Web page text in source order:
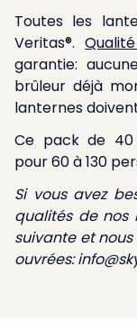
Toutes les
Veritas®.
garantie:
brûleur déjà
lanternes
Ce pack de 40
pour 60 à 130
Si vous avez
qualités de nos
suivante et
ouvrées: